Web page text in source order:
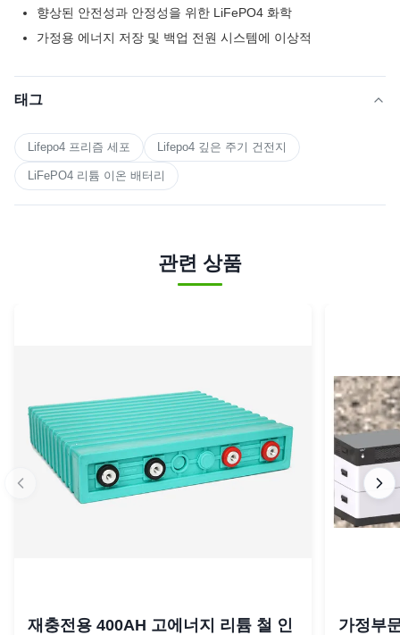
향상된 안전성과 안정성을 위한 LiFePO4 화학
가정용 에너지 저장 및 백업 전원 시스템에 이상적
태그
Lifepo4 프리즘 세포 Lifepo4 깊은 주기 건전지
LiFePO4 리튬 이온 배터리
관련 상품
재충전용 400AH 고에너지 리튬 철 인
가정부